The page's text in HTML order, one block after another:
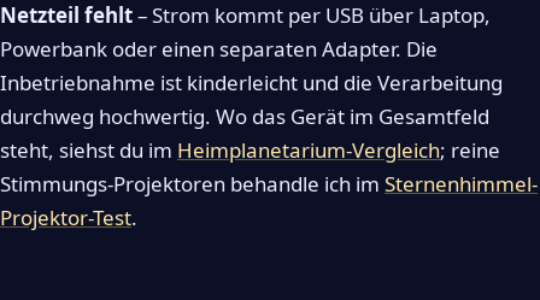
Netzteil fehlt– Strom kommt per USB über Laptop,
Powerbank oder einen separaten Adapter. Die
Inbetriebnahme ist kinderleicht und die Verarbeitung
durchweg hochwertig. Wo das Gerät im Gesamtfeld
steht, siehst du im Heimplanetarium-Vergleich; reine
Stimmungs-Projektoren behandle ich im Sternenhimmel-
Projektor-Test.